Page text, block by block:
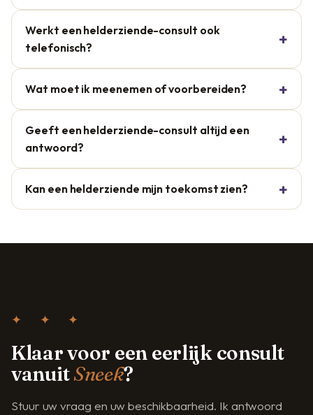
Werkt een helderziende-consult ook
telefonisch?
Wat moet ik meenemen of voorbereiden?
Geeft een helderziende-consult altijd een
antwoord?
Kan een helderziende mijn toekomst zien?
✦ ✦ ✦
Klaar voor een eerlijk consult
vanuitSneek?
Stuur uw vraag en uw beschikbaarheid. Ik antwoord